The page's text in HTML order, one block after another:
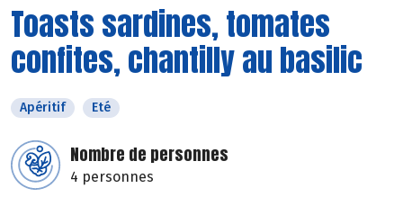
Toasts sardines, tomates
confites, chantilly au basilic
Apéritif Eté
Nombre de personnes
4 personnes